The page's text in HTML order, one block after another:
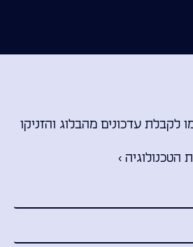
לקבלת עדכונים מהבלוג והזניקו
הטכנולוגיה ›